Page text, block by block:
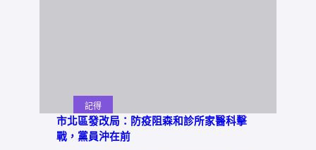
記得
市北區發改局：防疫阻森和診所家醫科擊
戰，黨員沖在前